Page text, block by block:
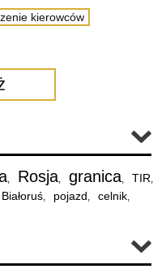
kierowców
, Rosja, granica, TIR,
Białoruś, pojazd, celnik,